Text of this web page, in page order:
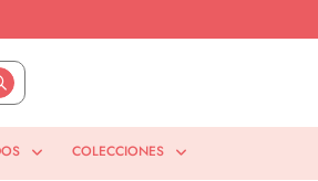
COLECCIONES